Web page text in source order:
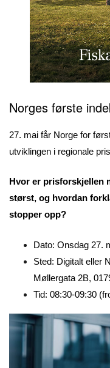
Norges første
27. mai får Norge for
utviklingen i regionale
Hvor er prisforskjellen
størst, og hvordan
stopper opp?
Dato: Onsdag 27.
Sted: Digitalt eller
Møllergata 2B,
Tid: 08:30-09:30